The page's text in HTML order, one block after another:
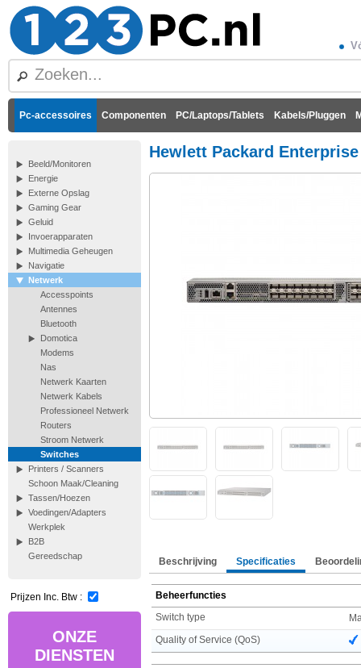
Pc-accessoires Componenten PC/Laptops/Tablets Kabels/Pluggen
Beeld/Monitoren
Energie
Externe Opslag
Gaming Gear
Geluid
Invoerapparaten
Multimedia Geheugen
Navigatie
Netwerk
Accesspoints
Antennes
Bluetooth
Domotica
Modems
Nas
Netwerk Kaarten
Netwerk Kabels
Professioneel Netwerk
Routers
Stroom Netwerk
Switches
Printers / Scanners
Schoon Maak/Cleaning
Tassen/Hoezen
Voedingen/Adapters
Werkplek
B2B
Gereedschap
Prijzen Inc. Btw :
ONZE
DIENSTEN
Hewlett Packard Enterprise
Beschrijving Specificaties
Beheerfuncties
Switch type
Quality of Service (QoS)